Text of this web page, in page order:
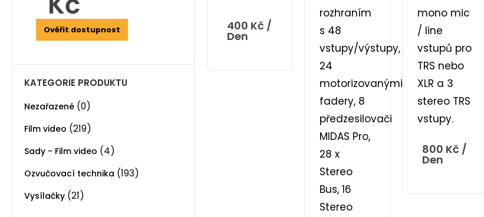
400 Kč /
Den
rozhraním
s 48
vstupy/výstupy,
24
motorizovanými
fadery, 8
předzesilovači
MIDAS Pro,
28 x
Stereo
Bus, 16
Stereo
mono mic
/ line
vstupů pro
TRS nebo
XLR a 3
stereo TRS
vstupy.
800 Kč /
Den
Ověřit dostupnost
KATEGORIE PRODUKTU
Nezařazené (0)
Film video (219)
Sady - Film video (4)
Ozvučovací technika (193)
Vysílačky (21)